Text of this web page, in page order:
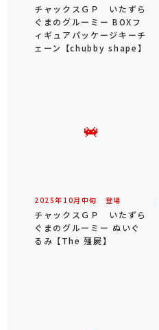
チャックスＧＰ いたずら
ぐまのグルーミー BOXフ
ィギュアパッケージキーチ
ェーン 【chubby shape】
2025年 10月 中旬 登場
チャックスＧＰ いたずら
ぐまのグルーミー ぬいぐ
るみ 【The 殭屍】